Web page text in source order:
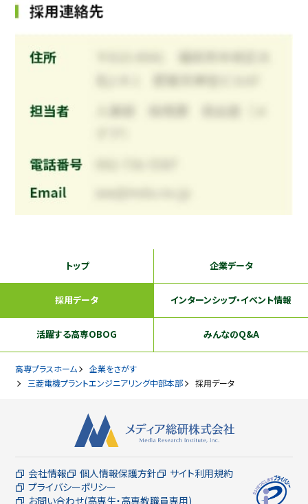
トップ 企業データ
採用データ インターンシップ・イベント情報
活躍する高専OBOG みんなのQ&A
高専プラスホーム
企業をさがす
三菱電機プラントエンジニアリング中部本部
採用データ
会社情報 個人情報保護方針
サイト利用規約
プライバシーポリシー
お問い合わせ(高専生・高専教職員専用)